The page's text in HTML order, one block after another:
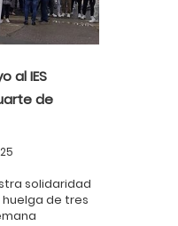
al IES
de
solidaridad
de tres